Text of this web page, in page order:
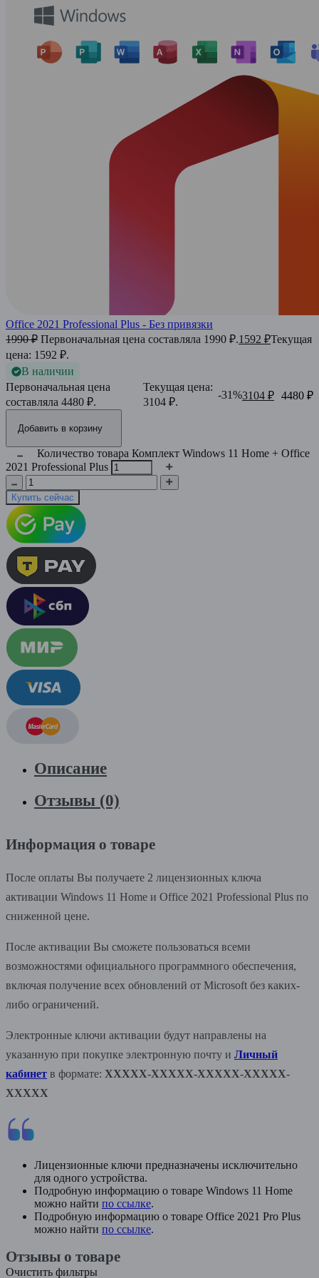
Office 2021 Professional Plus - Без привязки
1990 ₽ Первоначальная цена составляла 1990 ₽.1592 ₽Текущая
цена: 1592 ₽.
В наличии
4480 ₽
Первоначальная цена
составляла 4480 ₽.
3104 ₽
Текущая цена:
3104 ₽.
-31%
Добавить в корзину
Количество товара Комплект Windows 11 Home + Office
2021 Professional Plus
Купить сейчас
Описание
Отзывы (0)
Информация о товаре
После оплаты Вы получаете 2 лицензионных ключа
активации Windows 11 Home и Office 2021 Professional Plus по
сниженной цене.
После активации Вы сможете пользоваться всеми
возможностями официального программного обеспечения,
включая получение всех обновлений от Microsoft без каких-
либо ограничений.
Электронные ключи активации будут направлены на
указанную при покупке электронную почту и Личный
кабинет в формате: XXXXX-XXXXX-XXXXX-XXXXX-
XXXXХ
Лицензионные ключи предназначены исключительно
для одного устройства.
Подробную информацию о товаре Windows 11 Home
можно найти по ссылке.
Подробную информацию о товаре Office 2021 Pro Plus
можно найти по ссылке.
Отзывы о товаре
Очистить фильтры